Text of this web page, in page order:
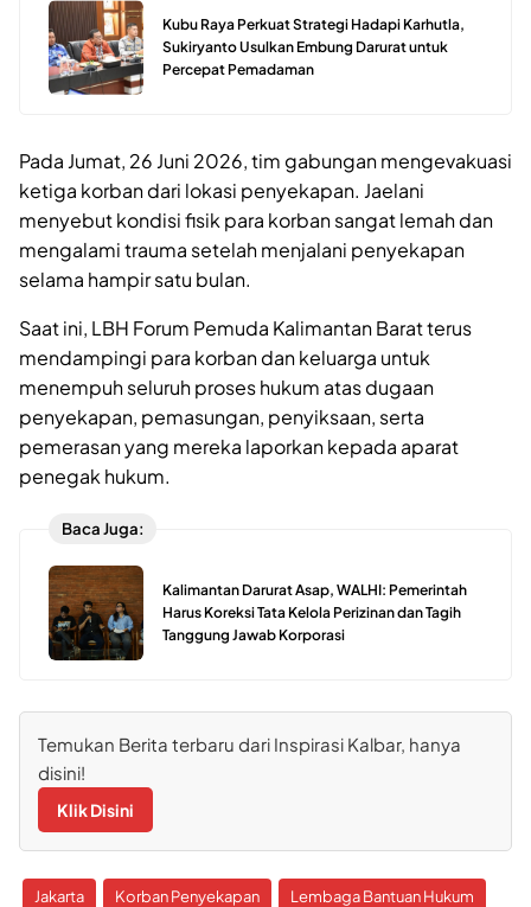
Kubu Raya Perkuat Strategi Hadapi Karhutla,
Sukiryanto Usulkan Embung Darurat untuk
Percepat Pemadaman
Pada Jumat, 26 Juni 2026, tim gabungan mengevakuasi
ketiga korban dari lokasi penyekapan. Jaelani
menyebut kondisi fisik para korban sangat lemah dan
mengalami trauma setelah menjalani penyekapan
selama hampir satu bulan.
Saat ini, LBH Forum Pemuda Kalimantan Barat terus
mendampingi para korban dan keluarga untuk
menempuh seluruh proses hukum atas dugaan
penyekapan, pemasungan, penyiksaan, serta
pemerasan yang mereka laporkan kepada aparat
penegak hukum.
Baca Juga:
Kalimantan Darurat Asap, WALHI: Pemerintah
Harus Koreksi Tata Kelola Perizinan dan Tagih
Tanggung Jawab Korporasi
Temukan Berita terbaru dari Inspirasi Kalbar, hanya
disini!
Klik Disini
Jakarta Korban Penyekapan Lembaga Bantuan Hukum